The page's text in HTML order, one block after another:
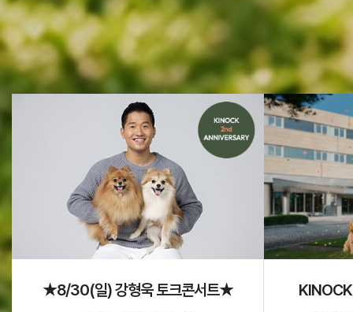
★8/30(일) 강형욱 토크콘서트★